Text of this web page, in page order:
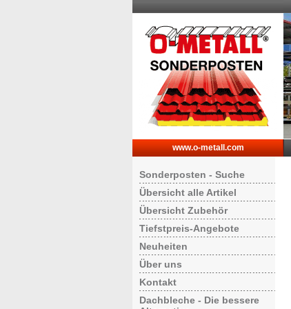
www.o-metall.com
Sonderposten - Suche
Übersicht alle Artikel
Übersicht Zubehör
Tiefstpreis-Angebote
Neuheiten
Über uns
Kontakt
Dachbleche - Die bessere